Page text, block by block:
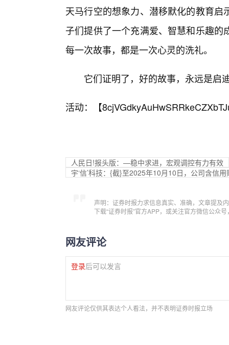
天马行空的想象力、潜移默化的教育
子们提供了一个充满爱、智慧和乐趣
每一次故事，都是一次心灵的洗礼。
它们证明了，好的故事，永远是启
活动：【
人民日!报头版：—稳中求进，宏观调控有力有效
宇‘信’科技：{截}至2025年10月10日，公司含信
声明：证券时报力求信息真实、准确，文章提及
下载“证券时报”官方APP，或关注官方微信公众
网友评论
登录后可以发言
网友评论仅供其表达个人看法，并不表明证券时报立场